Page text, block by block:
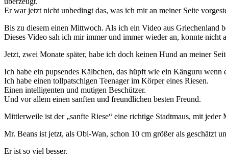
Er war jetzt nicht unbedingt das, was ich mir an meiner Seite
Bis zu diesem einen Mittwoch. Als ich ein Video aus Griechenland
Dieses Video sah ich mir immer und immer wieder an, konnte nicht
Jetzt, zwei Monate später, habe ich doch keinen Hund an meiner
Ich habe ein pupsendes Kälbchen, das hüpft wie ein Känguru wenn
Ich habe einen tollpatschigen Teenager im Körper eines Riesen.
Einen intelligenten und mutigen Beschützer.
Und vor allem einen sanften und freundlichen besten Freund.
Mittlerweile ist der „sanfte Riese“ eine richtige Stadtmaus, mit
Mr. Beans ist jetzt, als Obi-Wan, schon 10 cm größer als geschätzt
Er ist so viel besser.